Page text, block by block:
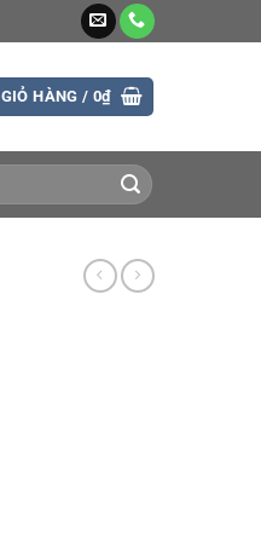
GIỎ HÀNG / 0₫